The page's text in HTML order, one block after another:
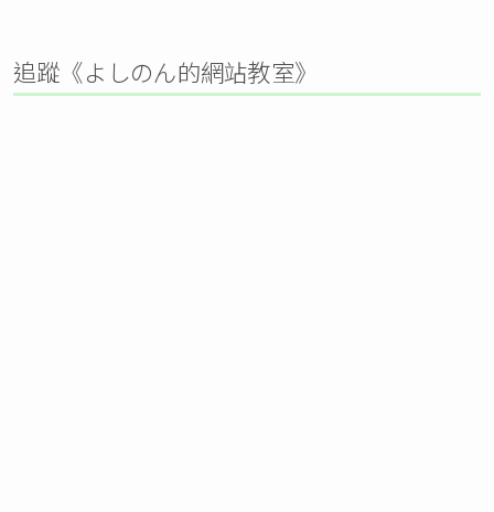
追蹤《よしのん的網站教室》